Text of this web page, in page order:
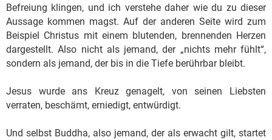
Befreiung klingen, und ich verstehe daher wie du zu dieser
Aussage kommen magst. Auf der anderen Seite wird zum
Beispiel Christus mit einem blutenden, brennenden Herzen
dargestellt. Also nicht als jemand, der „nichts mehr fühlt“,
sondern als jemand, der bis in die Tiefe berührbar bleibt.
Jesus wurde ans Kreuz genagelt, von seinen Liebsten
verraten, beschämt, erniedigt, entwürdigt.
Und selbst Buddha, also jemand, der als erwacht gilt, startet